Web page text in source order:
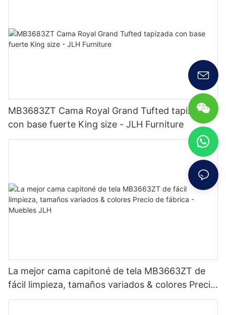
MB3683ZT Cama Royal Grand Tufted tapizada
con base fuerte King size - JLH Furniture
La mejor cama capitoné de tela MB3663ZT de
fácil limpieza, tamaños variados & colores Precio
de fábrica - Muebles JLH